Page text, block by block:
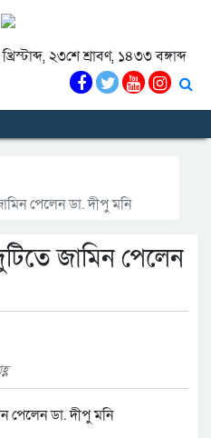
২৩শে শ্রাবণ, ১৪৩৩ বঙ্গাব্দ
পেলেন ডা. দীপু মনি
জামিন পেলেন